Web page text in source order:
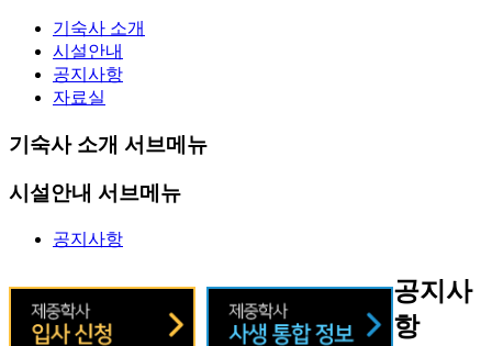
기숙사 소개
시설안내
공지사항
자료실
기숙사 소개 서브메뉴
시설안내 서브메뉴
공지사항
공지사
항